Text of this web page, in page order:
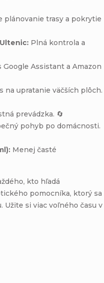
plánovanie trasy a pokrytie
Plná kontrola a
Assistant a Amazon
na upratanie väčších plôch.
prevádzka. 🔄
pohyb po domácnosti.
Menej časté
kto hľadá
pomocníka, ktorý sa
Užite si viac voľného času v